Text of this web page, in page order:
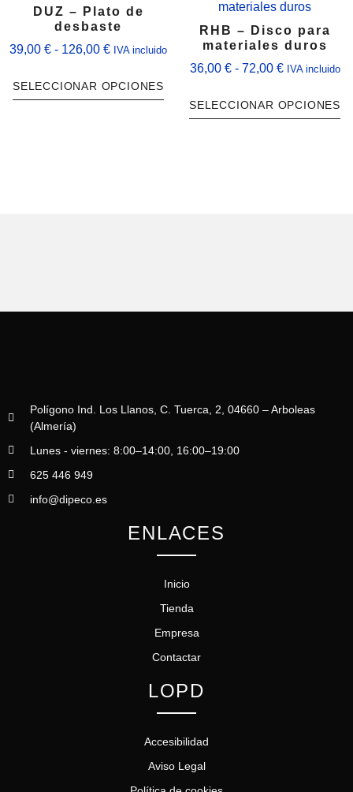
DUZ – Plato de
desbaste
39,00 € - 126,00 € IVA incluido
SELECCIONAR OPCIONES
RHB – Disco para
materiales duros
36,00 € - 72,00 € IVA incluido
SELECCIONAR OPCIONES
Polígono Ind. Los Llanos, C. Tuerca, 2, 04660 – Arboleas
(Almería)
Lunes - viernes: 8:00–14:00, 16:00–19:00
625 446 949
info@dipeco.es
ENLACES
Inicio
Tienda
Empresa
Contactar
LOPD
Accesibilidad
Aviso Legal